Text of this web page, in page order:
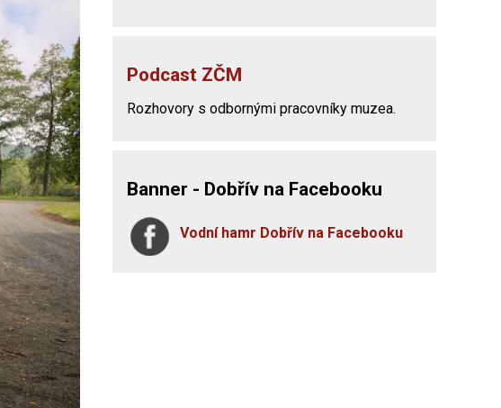
Podcast ZČM
Rozhovory s odbornými pracovníky muzea.
Banner - Dobřív na Facebooku
Vodní hamr Dobřív na Facebooku